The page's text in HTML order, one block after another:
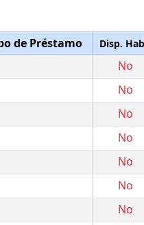
de Préstamo Disp.
No
No
No
No
No
No
No